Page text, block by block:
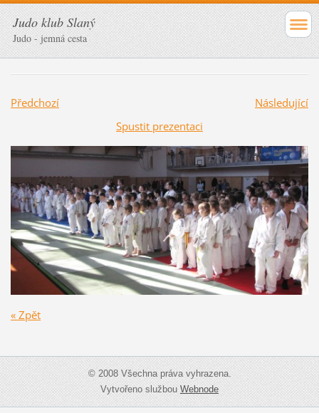
Judo klub Slaný
Judo - jemná cesta
Předchozí
Následující
Spustit prezentaci
« Zpět
© 2008 Všechna práva vyhrazena.
Vytvořeno službouWebnode